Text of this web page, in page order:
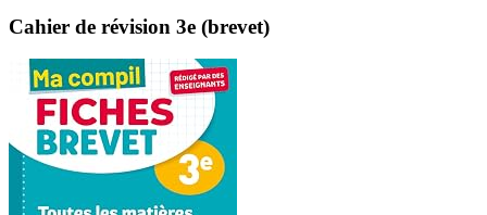
Cahier de révision 3e (brevet)